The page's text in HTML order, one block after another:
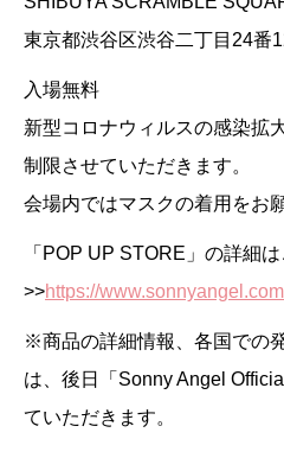
東京都渋谷区渋谷二丁目24番
入場無料
新型コロナウィルスの感染拡
制限させていただきます。
会場内ではマスクの着用をお
「POP UP STORE」の詳細
>>https://
※商品の詳細情報、各国での
は、後日「Sonny Angel
ていただきます。